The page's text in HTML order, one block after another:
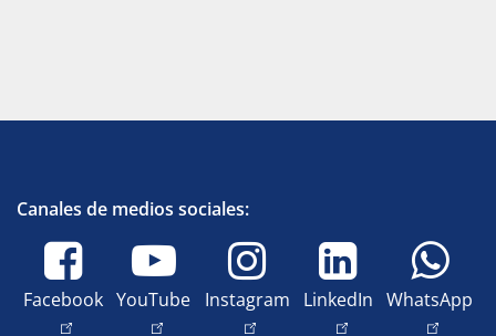
Canales de medios sociales:
Facebook YouTube Instagram LinkedIn WhatsApp